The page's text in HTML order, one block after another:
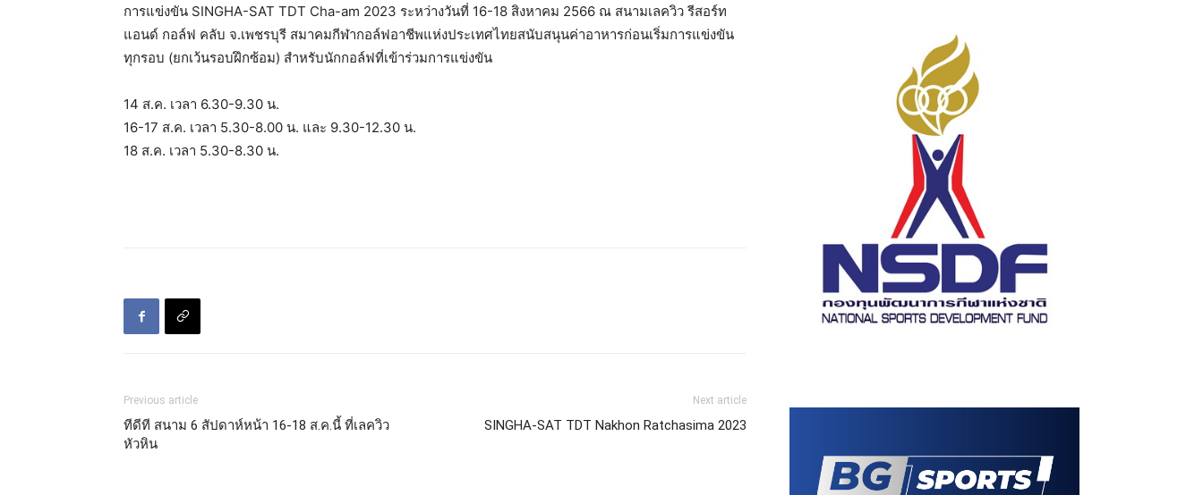
การแข่งขัน SINGHA-SAT TDT Cha-am 2023 ระหว่างวันที่ 16-18 สิงหาคม 2566 ณ สนามเลควิว รีสอร์ท
แอนด์ กอล์ฟ คลับ จ.เพชรบุรี สมาคมกีฬากอล์ฟอาชีพแห่งประเทศไทยสนับสนุนค่าอาหารก่อนเริ่มการแข่งขัน
ทุกรอบ (ยกเว้นรอบฝึกซ้อม) สำหรับนักกอล์ฟที่เข้าร่วมการแข่งขัน
14 ส.ค. เวลา 6.30-9.30 น.
16-17 ส.ค. เวลา 5.30-8.00 น. และ 9.30-12.30 น.
18 ส.ค. เวลา 5.30-8.30 น.
Previous article
ทีดีที สนาม 6 สัปดาห์หน้า 16-18 ส.ค.นี้ ที่เลควิว
หัวหิน
Next article
SINGHA-SAT TDT Nakhon Ratchasima 2023